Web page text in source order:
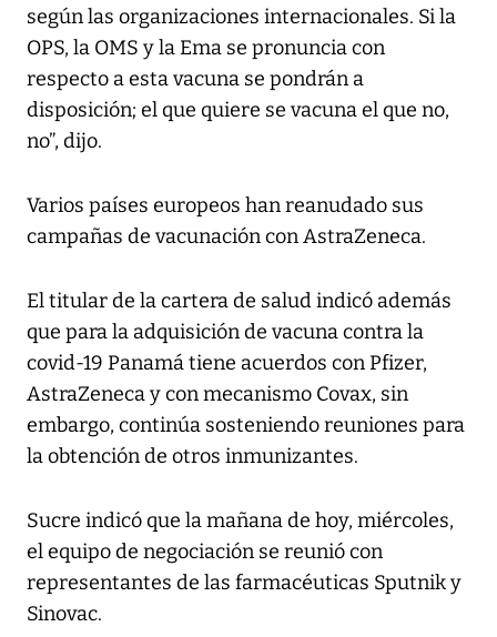
según las organizaciones internacionales. Si la
OPS, la OMS y la Ema se pronuncia con
respecto a esta vacuna se pondrán a
disposición; el que quiere se vacuna el que no,
no”, dijo.
Varios países europeos han reanudado sus
campañas de vacunación con AstraZeneca.
El titular de la cartera de salud indicó además
que para la adquisición de vacuna contra la
covid-19 Panamá tiene acuerdos con Pfizer,
AstraZeneca y con mecanismo Covax, sin
embargo, continúa sosteniendo reuniones para
la obtención de otros inmunizantes.
Sucre indicó que la mañana de hoy, miércoles,
el equipo de negociación se reunió con
representantes de las farmacéuticas Sputnik y
Sinovac.